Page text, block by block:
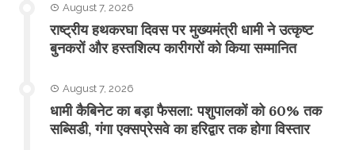
August 7, 2026
राष्ट्रीय हथकरघा दिवस पर मुख्यमंत्री धामी ने उत्कृष्ट
बुनकरों और हस्तशिल्प कारीगरों को किया सम्मानित
August 7, 2026
​धामी कैबिनेट का बड़ा फैसला: पशुपालकों को 60% तक
सब्सिडी, गंगा एक्सप्रेसवे का हरिद्वार तक होगा विस्तार